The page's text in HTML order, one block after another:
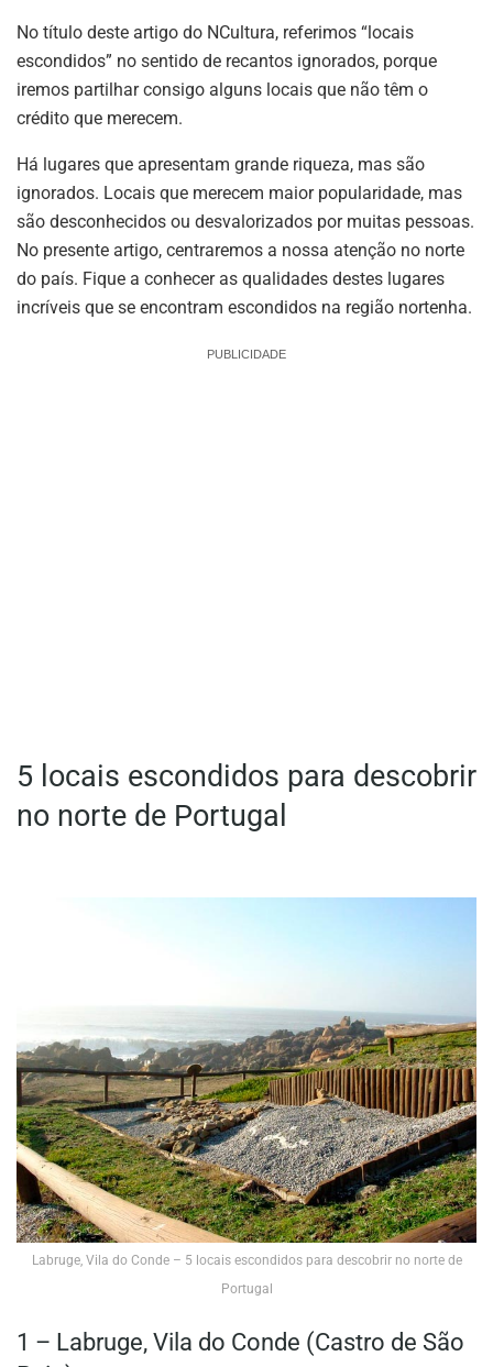
No título deste artigo do NCultura, referimos “locais
escondidos” no sentido de recantos ignorados, porque
iremos partilhar consigo alguns locais que não têm o
crédito que merecem.
Há lugares que apresentam grande riqueza, mas são
ignorados. Locais que merecem maior popularidade, mas
são desconhecidos ou desvalorizados por muitas pessoas.
No presente artigo, centraremos a nossa atenção no norte
do país. Fique a conhecer as qualidades destes lugares
incríveis que se encontram escondidos na região nortenha.
PUBLICIDADE
5 locais escondidos para descobrir
no norte de Portugal
Labruge, Vila do Conde – 5 locais escondidos para descobrir no norte de
Portugal
1 – Labruge, Vila do Conde (Castro de São